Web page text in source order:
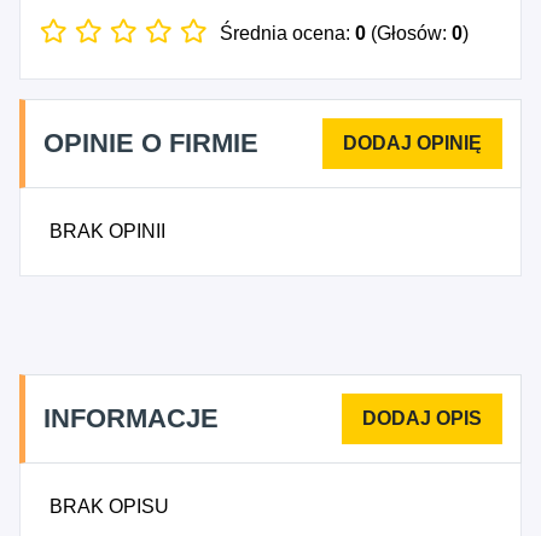
rozpoczęcia działalności gospodarczej przypada
Średnia ocena: 0 (Głosów: 0)
OPINIE O FIRMIE
BRAK OPINII
INFORMACJE
BRAK OPISU